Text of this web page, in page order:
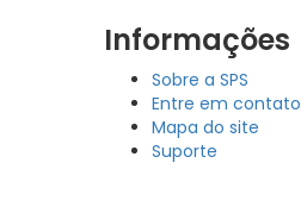
Informações
Sobre a SPS
Entre em contato
Mapa do site
Suporte